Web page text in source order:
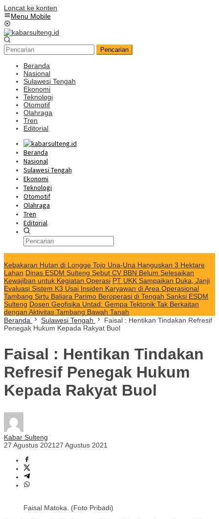
Loncat ke konten
Menu Mobile
Pencarian
Beranda
Nasional
Sulawesi Tengah
Ekonomi
Teknologi
Otomotif
Olahraga
Tren
Editorial
Beranda
Nasional
Sulawesi Tengah
Ekonomi
Teknologi
Otomotif
Olahraga
Tren
Editorial
Kebakaran Hutan di Longge Tojo Una-Una Hanguskan 3 Hektare
Lahan Dinas ESDM Sulteng Sebut CV BBN Belum Selesaikan
Kewajiban untuk Kegiatan Operasi PT UKK Sampaikan Duka, Janji
Evaluasi Sistem K3 Usai Insiden Karyawan di Area Operasional
Tambang Sirtu Baliara Parimo Beroperasi di Tengah Sanksi ESDM
Sulteng Dosen Geofisika Untad: Gempa Tektonik Tak Berkaitan
dengan Aktivitas Tambang Bawah Tanah
Beranda
Sulawesi Tengah
Faisal : Hentikan Tindakan Refresif
Penegak Hukum Kepada Rakyat Buol
Faisal : Hentikan Tindakan
Refresif Penegak Hukum
Kepada Rakyat Buol
Kabar Sulteng
27 Agustus 2021 27 Agustus 2021
Faisal Matoka. (Foto Pribadi)